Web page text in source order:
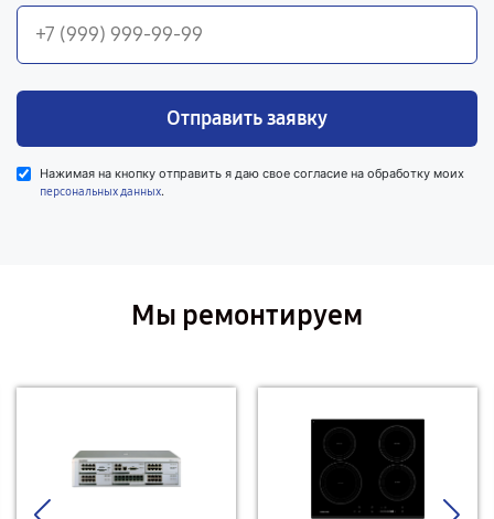
Отправить заявку
Нажимая на кнопку отправить я даю свое согласие на обработку моих
персональных данных.
Мы ремонтируем